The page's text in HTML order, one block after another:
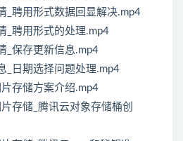
_聘用形式数据回显解决.mp4
_聘用形式的处理.mp4
_保存更新信息.mp4
_日期选择问题处理.mp4
片存储方案介绍.mp4
存储_腾讯云对象存储桶创